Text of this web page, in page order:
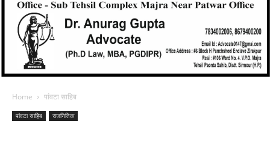
Home पांवटा साहिब
पांवटा साहिब राजनितिक